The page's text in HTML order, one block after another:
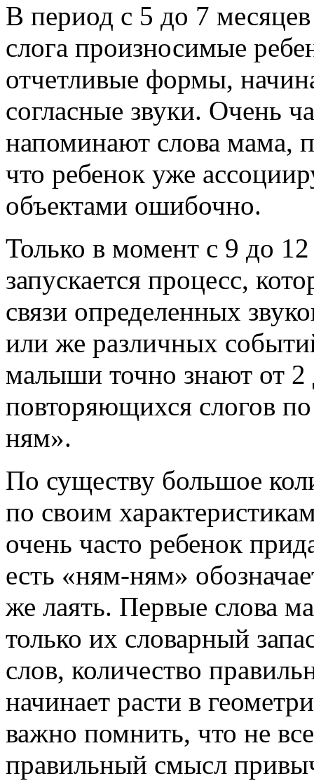
В период с 5 до 7 месяцев
слога произносимые
отчетливые формы,
согласные звуки. Очень
напоминают слова мама,
что ребенок уже
объектами ошибочно.
Только в момент с 9 до
запускается процесс,
связи определенных
или же различных
малыши точно знают от 2
повторяющихся слогов
ням».
По существу большое
по своим
очень часто ребенок
есть «ням-ням»
же лаять. Первые слова
только их словарный
слов, количество
начинает расти в
важно помнить, что не
правильный смысл